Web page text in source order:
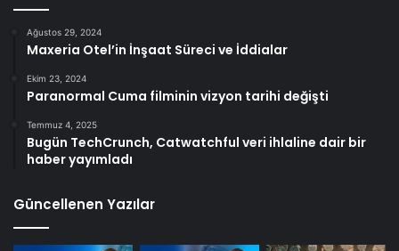
Ağustos 29, 2024
Maxeria Otel’in İnşaat Süreci ve İddialar
Ekim 23, 2024
Paranormal Cuma filminin vizyon tarihi değişti
Temmuz 4, 2025
Bugün TechCrunch, Catwatchful veri ihlaline dair bir
haber yayımladı
Güncellenen Yazılar